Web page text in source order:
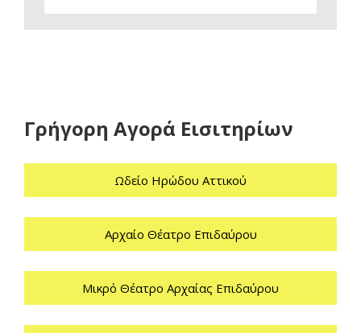
Γρήγορη Αγορά Εισιτηρίων
Ωδείο Ηρώδου Αττικού
Αρχαίο Θέατρο Επιδαύρου
Μικρό Θέατρο Αρχαίας Επιδαύρου